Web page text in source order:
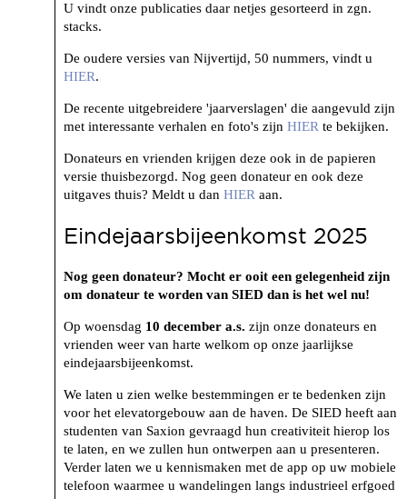
U vindt onze publicaties daar netjes gesorteerd in zgn.
stacks.
De oudere versies van Nijvertijd, 50 nummers, vindt u
HIER.
De recente uitgebreidere 'jaarverslagen' die aangevuld zijn
met interessante verhalen en foto's zijn HIER te bekijken.
Donateurs en vrienden krijgen deze ook in de papieren
versie thuisbezorgd. Nog geen donateur en ook deze
uitgaves thuis? Meldt u dan HIER aan.
Eindejaarsbijeenkomst 2025
Nog geen donateur? Mocht er ooit een gelegenheid zijn
om donateur te worden van SIED dan is het wel nu!
Op woensdag 10 december a.s. zijn onze donateurs en
vrienden weer van harte welkom op onze jaarlijkse
eindejaarsbijeenkomst.
We laten u zien welke bestemmingen er te bedenken zijn
voor het elevatorgebouw aan de haven. De SIED heeft aan
studenten van Saxion gevraagd hun creativiteit hierop los
te laten, en we zullen hun ontwerpen aan u presenteren.
Verder laten we u kennismaken met de app op uw mobiele
telefoon waarmee u wandelingen langs industrieel erfgoed